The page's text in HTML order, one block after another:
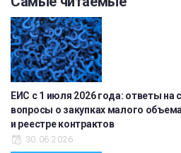
ЕИС с 1 июля 2026 года: ответы
вопросы о закупках малого
и реестре контрактов
30.06.2026